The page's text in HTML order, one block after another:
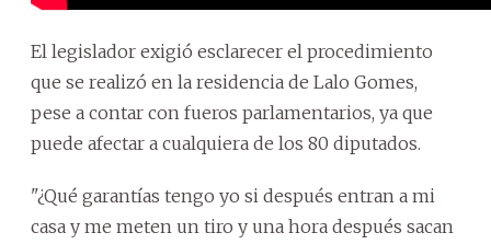
El legislador exigió esclarecer el procedimiento
que se realizó en la residencia de Lalo Gomes,
pese a contar con fueros parlamentarios, ya que
puede afectar a cualquiera de los 80 diputados.
"¿Qué garantías tengo yo si después entran a mi
casa y me meten un tiro y una hora después sacan